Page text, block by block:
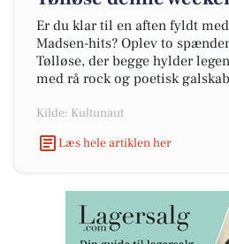
Er du klar til en aften fyldt
Madsen-hits? Oplev to
Tølløse, der begge hylder
med rå rock og poetisk
Kilde: Kultunaut
Læs hele artiklen her